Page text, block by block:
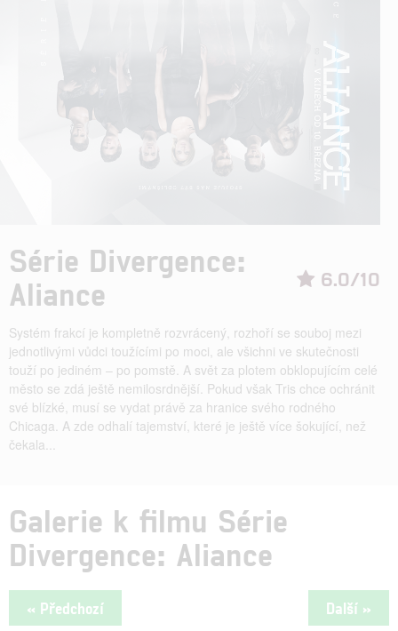
6.0/10
Série Divergence:
Aliance
Systém frakcí je kompletně rozvrácený, rozhoří se souboj mezi
jednotlivými vůdci toužícími po moci, ale všichni ve skutečnosti
touží po jediném – po pomstě. A svět za plotem obklopujícím celé
město se zdá ještě nemilosrdnější. Pokud však Tris chce ochránit
své blízké, musí se vydat právě za hranice svého rodného
Chicaga. A zde odhalí tajemství, které je ještě více šokující, než
čekala...
Galerie k filmu Série
Divergence: Aliance
« Předchozí Další »